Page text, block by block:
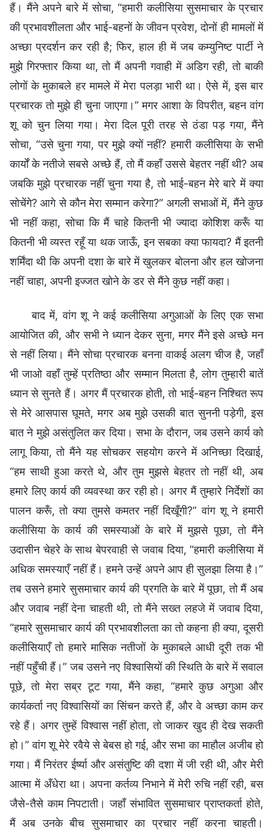
हैं। मैंने अपने बारे में सोचा, “हमारी कलीसिया सुसमाचार के प्रचार
की प्रभावशीलता और भाई-बहनों के जीवन प्रवेश, दोनों ही मामलों में
अच्छा प्रदर्शन कर रही है; फिर, हाल ही में जब कम्युनिष्ट पार्टी ने
मुझे गिरफ्तार किया था, तो मैं अपनी गवाही में अडिग रही, तो बाकी
लोगों के मुकाबले हर मामले में मेरा पलड़ा भारी था। ऐसे में, इस बार
प्रचारक तो मुझे ही चुना जाएगा।” मगर आशा के विपरीत, बहन वांग
शू को चुन लिया गया। मेरा दिल पूरी तरह से ठंडा पड़ गया, मैंने
सोचा, “उसे चुना गया, पर मुझे क्यों नहीं? हमारी कलीसिया के सभी
कार्यों के नतीजे सबसे अच्छे हैं, तो मैं कहाँ उससे बेहतर नहीं थी? अब
जबकि मुझे प्रचारक नहीं चुना गया है, तो भाई-बहन मेरे बारे में क्या
सोचेंगे? आगे से कौन मेरा सम्मान करेगा?” अगली सभाओं में, मैंने कुछ
भी नहीं कहा, सोचा कि मैं चाहे कितनी भी ज्यादा कोशिश करूँ या
कितनी भी व्यस्त रहूँ या थक जाऊँ, इन सबका क्या फायदा? मैं इतनी
शर्मिंदा थी कि अपनी दशा के बारे में खुलकर बोलना और हल खोजना
नहीं चाहा, अपनी इज्जत खोने के डर से मैंने कुछ नहीं कहा।
बाद में, वांग शू ने कई कलीसिया अगुआओं के लिए एक सभा
आयोजित की, और सभी ने ध्यान देकर सुना, मगर मैंने इसे अच्छे मन
से नहीं लिया। मैंने सोचा प्रचारक बनना वाकई अलग चीज है, जहाँ
भी जाओ वहाँ तुम्हें प्रतिष्ठा और सम्मान मिलता है, लोग तुम्हारी बातें
ध्यान से सुनते हैं। अगर मैं प्रचारक होती, तो भाई-बहन निश्चित रूप
से मेरे आसपास घूमते, मगर अब मुझे उसकी बात सुननी पड़ेगी, इस
बात ने मुझे असंतुलित कर दिया। सभा के दौरान, जब उसने कार्य को
लागू किया, तो मैंने यह सोचकर सहयोग करने में अनिच्छा दिखाई,
“हम साथी हुआ करते थे, और तुम मुझसे बेहतर तो नहीं थी, अब
हमारे लिए कार्य की व्यवस्था कर रही हो। अगर मैं तुम्हारे निर्देशों का
पालन करूँ, तो क्या तुमसे कमतर नहीं दिखूँगी?” वांग शू ने हमारी
कलीसिया के कार्य की समस्याओं के बारे में मुझसे पूछा, तो मैंने
उदासीन चेहरे के साथ बेपरवाही से जवाब दिया, “हमारी कलीसिया में
अधिक समस्याएँ नहीं हैं। हमने उन्हें अपने आप ही सुलझा लिया है।”
तब उसने हमारे सुसमाचार कार्य की प्रगति के बारे में पूछा, तो मैं अब
और जवाब नहीं देना चाहती थी, तो मैंने सख्त लहजे में जवाब दिया,
“हमारे सुसमाचार कार्य की प्रभावशीलता का तो कहना ही क्या, दूसरी
कलीसियाएँ तो हमारे मासिक नतीजों के मुकाबले आधी दूरी तक भी
नहीं पहुँची हैं।” जब उसने नए विश्वासियों की स्थिति के बारे में सवाल
पूछे, तो मेरा सब्र टूट गया, मैंने कहा, “हमारे कुछ अगुआ और
कार्यकर्ता नए विश्वासियों का सिंचन करते हैं, और वे अच्छा काम कर
रहे हैं। अगर तुम्हें विश्वास नहीं होता, तो जाकर खुद ही देख सकती
हो।” वांग शू मेरे रवैये से बेबस हो गई, और सभा का माहौल अजीब हो
गया। मैं निरंतर ईर्ष्या और असंतुष्टि की दशा में जी रही थी, और मेरी
आत्मा में अँधेरा था। अपना कर्तव्य निभाने में मेरी रुचि नहीं रही, बस
जैसे-तैसे काम निपटाती। जहाँ संभावित सुसमाचार प्राप्तकर्ता होते,
मैं अब उनके बीच सुसमाचार का प्रचार नहीं करना चाहती।